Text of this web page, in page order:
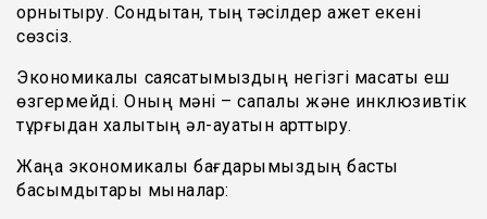
орнықтыру. Сондықтан, тың тәсілдер қажет екені
сөзсіз.
Экономикалық саясатымыздың негізгі мақсаты еш
өзгермейді. Оның мәні – сапалық және инклюзивтік
тұрғыдан халықтың әл-ауқатын арттыру.
Жаңа экономикалық бағдарымыздың басты
басымдықтары мыналар: